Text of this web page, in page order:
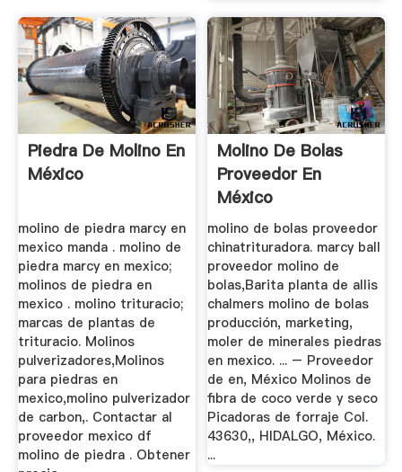
Piedra De Molino En
México
molino de piedra marcy en
mexico manda . molino de
piedra marcy en mexico;
molinos de piedra en
mexico . molino trituracio;
marcas de plantas de
trituracio. Molinos
pulverizadores,Molinos
para piedras en
mexico,molino pulverizador
de carbon,. Contactar al
proveedor mexico df
molino de piedra . Obtener
Molino De Bolas
Proveedor En
México
molino de bolas proveedor
chinatrituradora. marcy ball
proveedor molino de
bolas,Barita planta de allis
chalmers molino de bolas
producción, marketing,
moler de minerales piedras
en mexico. ... – Proveedor
de en, México Molinos de
fibra de coco verde y seco
Picadoras de forraje Col.
43630,, HIDALGO, México.
...